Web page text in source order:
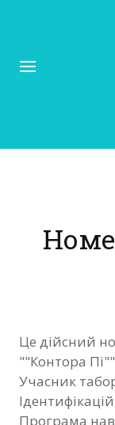
Це дійсний
""Контора
Учасник
Програма